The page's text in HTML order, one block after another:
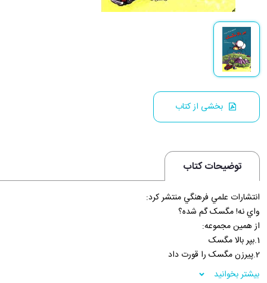
بخشی از کتاب
توضیحات کتاب
انتشارات علمي فرهنگي منتشر کرد:
واي نه! مگسک گم شده؟
از همين مجموعه:
1.بپر بالا مگسک
2.پيرزن مگسک را قورت داد
3.مگسک توي سوپ من استبیشتر بخوانید